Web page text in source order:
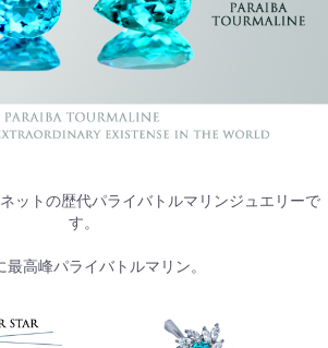
ットの歴代パライバトルマリンジュエリーで
す。
最高峰パライバトルマリン。